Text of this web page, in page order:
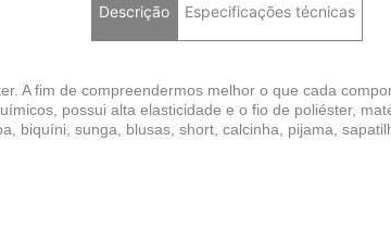
Descrição Especificações técnicas
A fim de compreendermos melhor o que cada
possui alta elasticidade e o fio de poliéster,
biquíni, sunga, blusas, short, calcinha, pijama,